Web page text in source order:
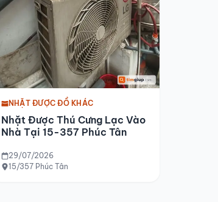
NHẶT ĐƯỢC ĐỒ KHÁC
Nhặt Được Thú Cưng Lạc Vào
Nhà Tại 15-357 Phúc Tân
29/07/2026
15/357 Phúc Tân